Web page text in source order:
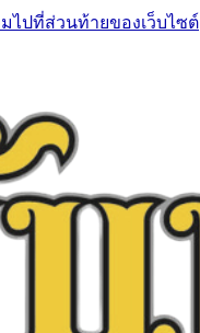
ไปที่ส่วนท้ายของเว็บไซต์